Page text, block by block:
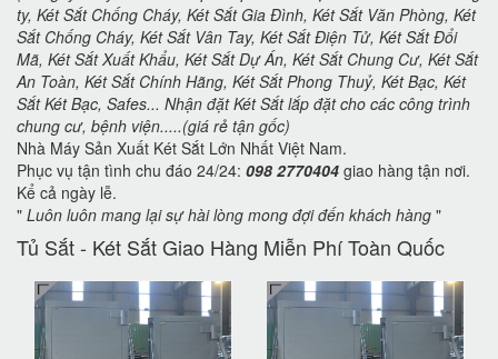
ty, Két Sắt Chống Cháy, Két Sắt Gia Đình, Két Sắt Văn Phòng, Két
Sắt Chống Cháy, Két Sắt Vân Tay, Két Sắt Điện Tử, Két Sắt Đổi
Mã, Két Sắt Xuất Khẩu, Két Sắt Dự Án, Két Sắt Chung Cư, Két Sắt
An Toàn, Két Sắt Chính Hãng, Két Sắt Phong Thuỷ, Két Bạc, Két
Sắt Két Bạc, Safes... Nhận đặt Két Sắt lắp đặt cho các công trình
chung cư, bệnh viện.....(giá rẻ tận gốc)
Nhà Máy Sản Xuất Két Sắt Lớn Nhất Việt Nam.
Phục vụ tận tình chu đáo 24/24: 098 2770404 giao hàng tận nơi.
Kể cả ngày lễ.
" Luôn luôn mang lại sự hài lòng mong đợi đến khách hàng "
Tủ Sắt - Két Sắt Giao Hàng Miễn Phí Toàn Quốc